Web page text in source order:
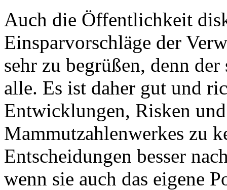
Auch die Öffentlichkeit
Einsparvorschläge der
sehr zu begrüßen, denn
alle. Es ist daher gut und
Entwicklungen, Risken
Mammutzahlenwerkes zu
Entscheidungen besser
wenn sie auch das eigene